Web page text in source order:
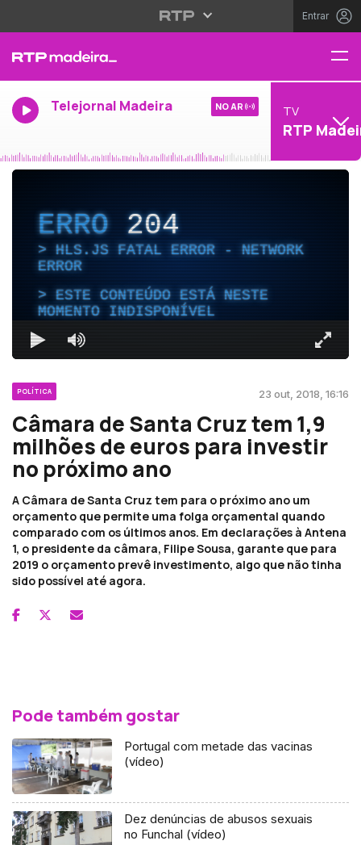
Entrar
Telejornal Madeira NO AR TV
RTP
ERRO204
HLS.JS FATAL ERROR - NETWORK
ERROR
ESTE CONTEÚDO ESTÁ NESTE
MOMENTO INDISPONÍVEL
POLÍTICA 23 out, 2018, 16:16
Câmara de Santa Cruz tem 1,9
milhões de euros para investir
no próximo ano
A Câmara de Santa Cruz tem para o próximo ano um
orçamento que permite uma folga orçamental quando
comparado com os últimos anos. Em declarações à Antena
1, o presidente da câmara, Filipe Sousa, garante que para
2019 o orçamento prevê investimento, algo que não tinha
sido possível até agora.
Pode também gostar
Portugal com metade das vacinas
(vídeo)
Dez denúncias de abusos sexuais
no Funchal (vídeo)